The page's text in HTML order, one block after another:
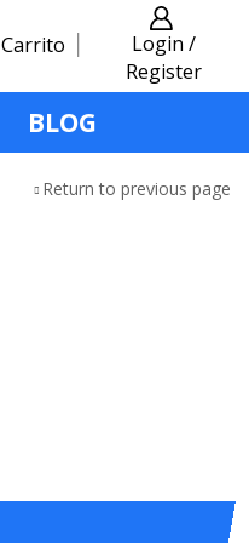
Carrito
Login /
Register
BLOG
Return to previous page